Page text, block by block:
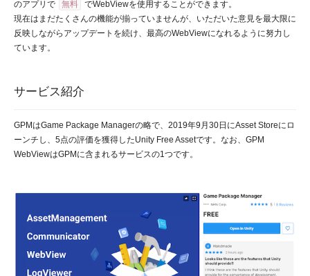
のアプリで 無料
でWebViewを使用することができます。
現在はまだたくさんの機能が揃っていませんが、いただいた意見を最大限に
反映しながらアップデートを続け、最高のWebViewになれるように努力し
ています。
サービス紹介
GPMはGame Package Managerの略で、2019年9月30日にAsset Storeにロ
ーンチし、5点の評価を獲得したUnity Free Assetです。なお、GPM
WebViewはGPMに含まれるサービスの1つです。